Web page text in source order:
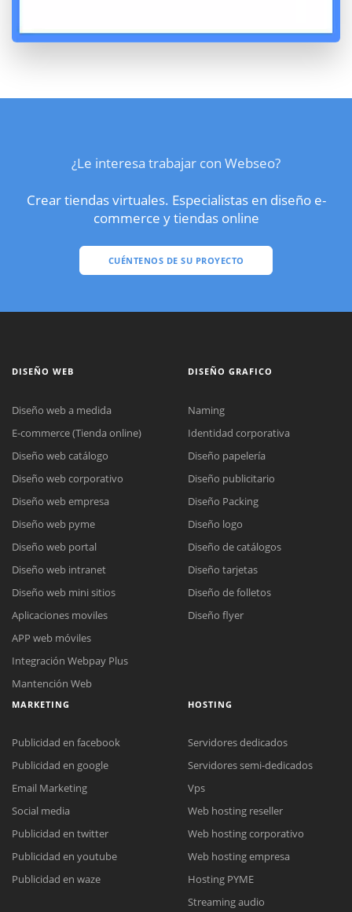
¿Le interesa trabajar con Webseo?
Crear tiendas virtuales. Especialistas en diseño e-
commerce y tiendas online
CUÉNTENOS DE SU PROYECTO
Reunión online
Meet para la reunión online.
Cotización
Chat Online
Todos nuestros ejecutivos están fuera de línea. Complete el formulario
DISEÑO WEB
Diseño web a medida
E-commerce (Tienda online)
Diseño web catálogo
Diseño web corporativo
Diseño web empresa
Diseño web pyme
Diseño web portal
Diseño web intranet
Diseño web mini sitios
Aplicaciones moviles
APP web móviles
Integración Webpay Plus
Mantención Web
DISEÑO GRAFICO
Naming
Identidad corporativa
Diseño papelería
Diseño publicitario
Diseño Packing
Diseño logo
Diseño de catálogos
Diseño tarjetas
Diseño de folletos
Diseño flyer
MARKETING
Publicidad en facebook
Publicidad en google
Email Marketing
Social media
Publicidad en twitter
Publicidad en youtube
Publicidad en waze
HOSTING
Servidores dedicados
Servidores semi-dedicados
Vps
Web hosting reseller
Web hosting corporativo
Web hosting empresa
Hosting PYME
Streaming audio